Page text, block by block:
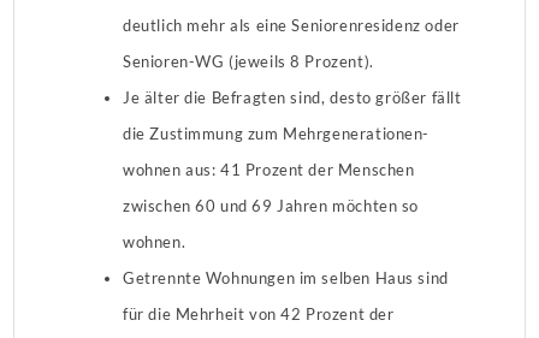
deutlich mehr als eine Seniorenresidenz oder
Senioren-WG (jeweils 8 Prozent).
Je älter die Befragten sind, desto größer fällt
die Zustimmung zum Mehrgenerationen-
wohnen aus: 41 Prozent der Menschen
zwischen 60 und 69 Jahren möchten so
wohnen.
Getrennte Wohnungen im selben Haus sind
für die Mehrheit von 42 Prozent der